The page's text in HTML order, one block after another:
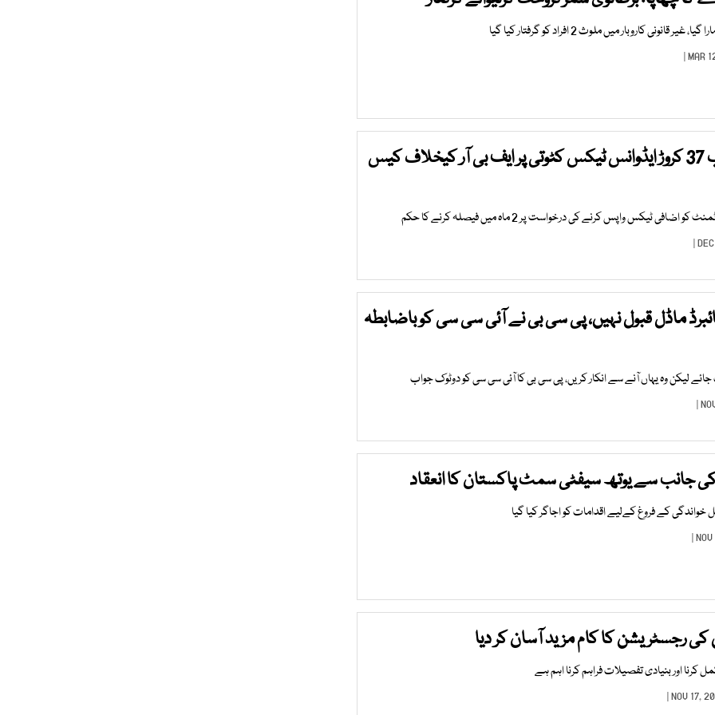
کاروبار میں ملوث 2 افراد کو گرفتار کیا گیا
پی ٹی اے سے ایک ارب 37 کروڑ ایڈوانس ٹیکس کٹوتی پر ایف بی آر کیخلاف کیس
ٹیکس واپس کرنے کی درخواست پر 2 ماہ میں فیصلہ کرنے کا حکم
ماڈل قبول نہیں، پی سی بی نے آئی سی سی کو باضابطہ
جائے لیکن وہ یہاں آنے سے انکار کریں، پی سی بی کا آئی سی سی کو دوٹوک جواب
جانب سے یوتھ سیفٹی سمٹ پاکستان کا انعقاد
خواندگی کے فروغ کےلیے اقدامات کو اجاگر کیا گیا
رجسٹریشن کا کام مزید آسان کر دیا
کرنا اور بنیادی تفصیلات فراہم کرنا اہم ہے